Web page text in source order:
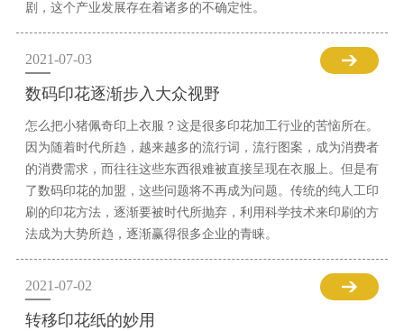
剧，这个产业发展存在着诸多的不确定性。
2021-07-03
数码印花逐渐步入大众视野
怎么把小猪佩奇印上衣服？这是很多印花加工行业的苦恼所在。
因为随着时代所趋，越来越多的流行词，流行图案，成为消费者
的消费需求，而往往这些东西很难被直接呈现在衣服上。但是有
了数码印花的加盟，这些问题将不再成为问题。传统的纯人工印
刷的印花方法，逐渐要被时代所抛弃，利用科学技术来印刷的方
法成为大势所趋，逐渐赢得很多企业的青睐。
2021-07-02
转移印花纸的妙用